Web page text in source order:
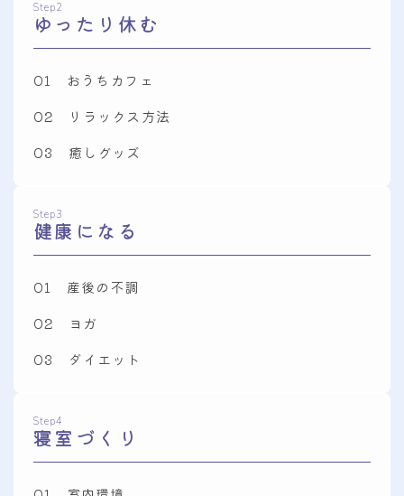
Step2
ゆったり休む
01 おうちカフェ
02 リラックス方法
03 癒しグッズ
Step3
健康になる
01 産後の不調
02 ヨガ
03 ダイエット
Step4
寝室づくり